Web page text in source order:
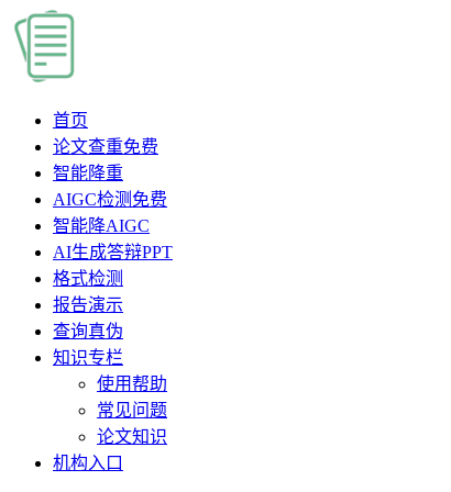
首页
论文查重免费
智能降重
AIGC检测 免费
智能降AIGC
AI生成答辩PPT
格式检测
报告演示
查询真伪
知识专栏
使用帮助
常见问题
论文知识
机构入口